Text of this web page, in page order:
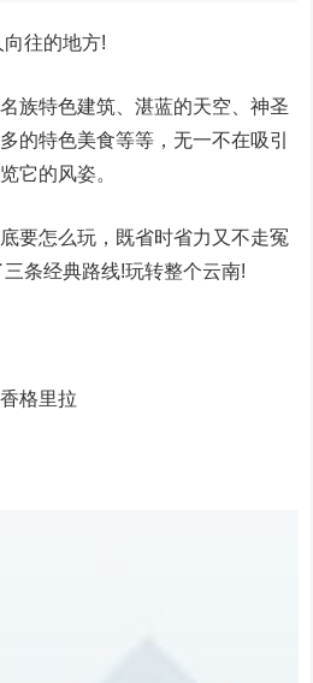
往的地方!
特色建筑、湛蓝的天空、神圣
的特色美食等等，无一不在吸引
它的风姿。
怎么玩，既省时省力又不走冤
条经典路线!玩转整个云南!
里拉